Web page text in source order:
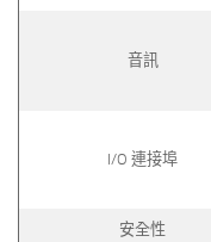
音訊
I/O 連接埠
安全性